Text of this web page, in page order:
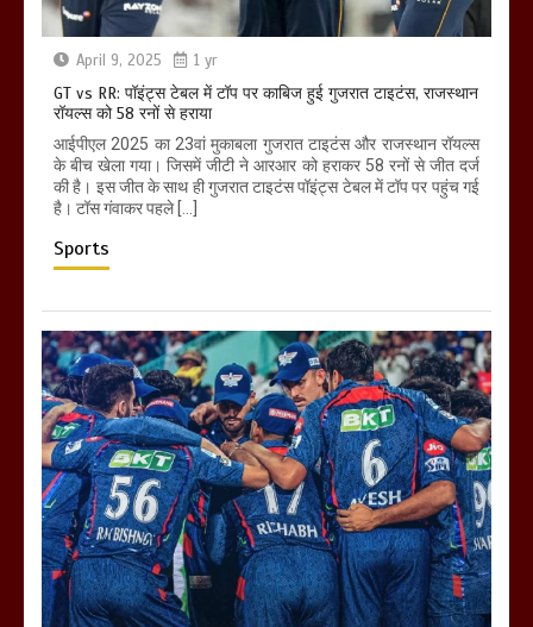
April 9, 2025 1 yr
GT vs RR: पॉइंट्स टेबल में टॉप पर काबिज हुई गुजरात टाइटंस, राजस्थान
रॉयल्स को 58 रनों से हराया
आईपीएल 2025 का 23वां मुकाबला गुजरात टाइटंस और राजस्थान रॉयल्स
के बीच खेला गया। जिसमें जीटी ने आरआर को हराकर 58 रनों से जीत दर्ज
की है। इस जीत के साथ ही गुजरात टाइटंस पॉइंट्स टेबल में टॉप पर पहुंच गई
है। टॉस गंवाकर पहले […]
Sports